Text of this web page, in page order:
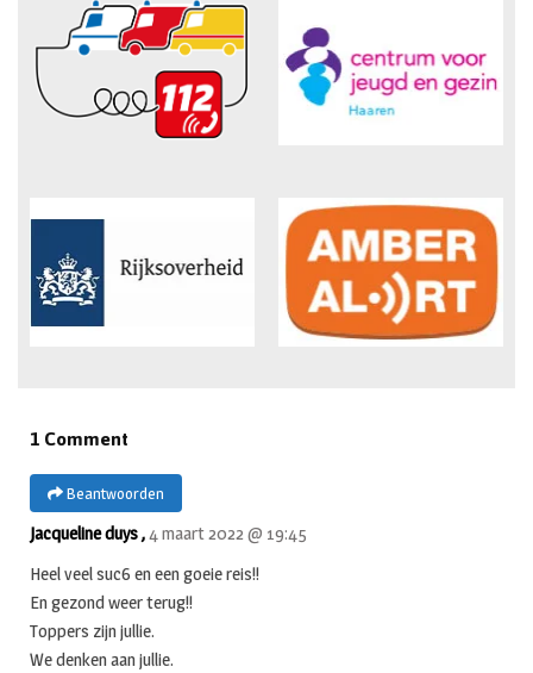
1 Comment
Beantwoorden
Jacqueline duys ,4 maart 2022 @ 19:45
Heel veel suc6 en een goeie reis!!
En gezond weer terug!!
Toppers zijn jullie.
We denken aan jullie.